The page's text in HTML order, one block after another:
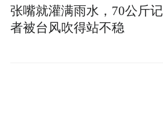
张嘴就灌满雨水，70公斤记
者被台风吹得站不稳